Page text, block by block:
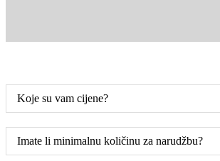
Koje su vam cijene?
Imate li minimalnu količinu za narudžbu?